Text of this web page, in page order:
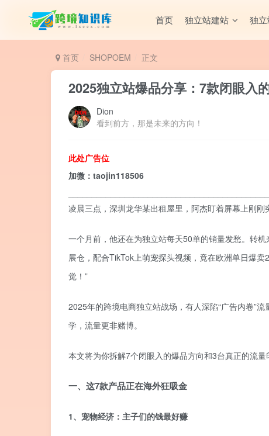
首页 独立站建站 独
首页 SHOPOEM 正文
2025独立站爆品分享：7款闭眼入
Dion
看到前方，那是未来的方向！
此处广告位
加微：taojin118506
凌晨三点，深圳龙华某出租屋里，阿杰盯着屏幕上刚刚
一个月前，他还在为独立站每天50单的销量发愁。转
展仓，配合TikTok上萌宠探头视频，竟在欧洲单日爆
觉！”
2025年的跨境电商独立站战场，有人深陷“广告内卷”
学，流量更非赌博。
本文将为你拆解7个闭眼入的爆品方向和3台真正的流量
一、这7款产品正在海外狂吸金
1、宠物经济：主子们的钱最好赚